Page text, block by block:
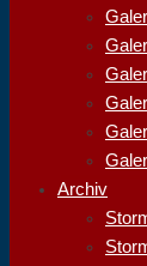
Archiv